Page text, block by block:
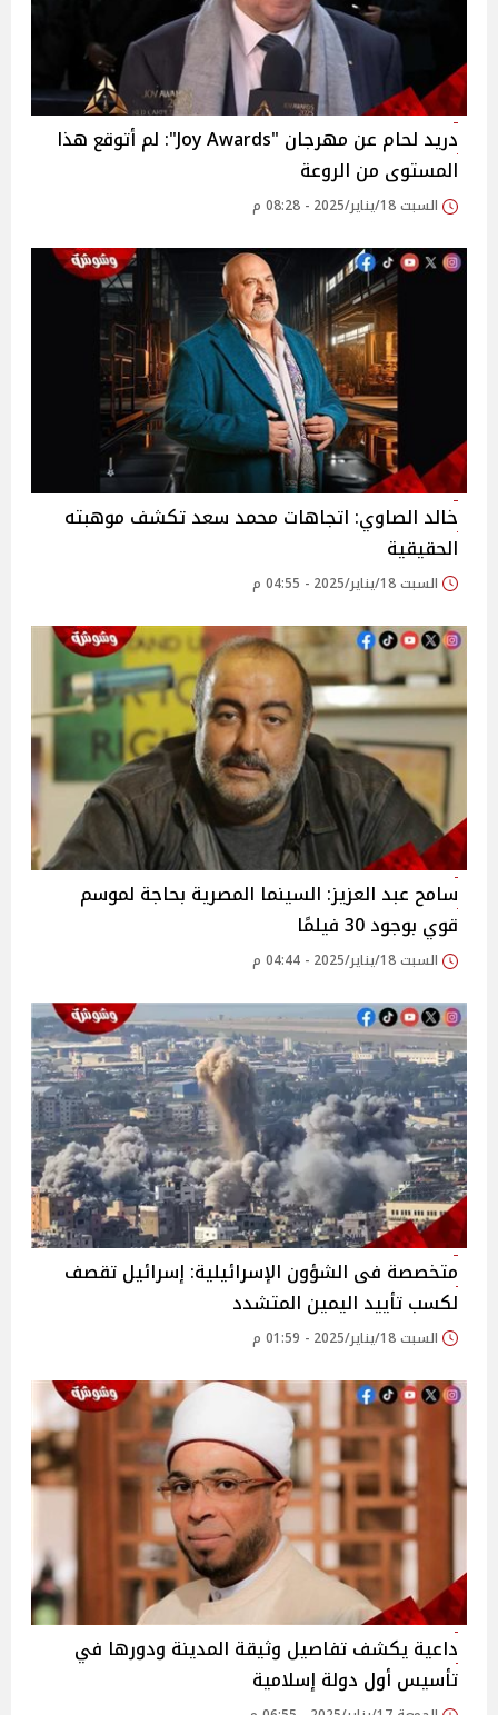
دريد لحام عن مهرجان "Joy Awards": لم أتوقع هذا
المستوى من الروعة
السبت 18/يناير/2025 - 08:28 م
خالد الصاوي: اتجاهات محمد سعد تكشف موهبته
الحقيقية‎
السبت 18/يناير/2025 - 04:55 م
سامح عبد العزيز: السينما المصرية بحاجة لموسم
قوي بوجود 30 فيلمًا‎
السبت 18/يناير/2025 - 04:44 م
متخصصة فى الشؤون الإسرائيلية: إسرائيل تقصف
لكسب تأييد اليمين المتشدد‎
السبت 18/يناير/2025 - 01:59 م
داعية يكشف تفاصيل وثيقة المدينة ودورها في
تأسيس أول دولة إسلامية